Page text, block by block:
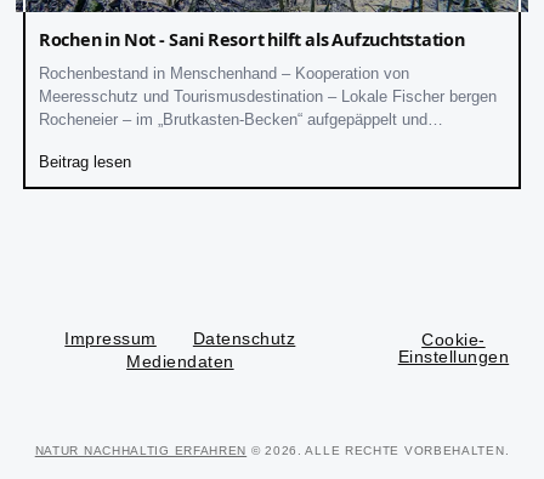
Rochen in Not - Sani Resort hilft als Aufzuchtstation
Rochenbestand in Menschenhand – Kooperation von
Meeresschutz und Tourismusdestination – Lokale Fischer bergen
Rocheneier – im „Brutkasten-Becken“ aufgepäppelt und
Beitrag lesen
Impressum
Datenschutz
Mediendaten
Cookie-
Einstellungen
NATUR NACHHALTIG ERFAHREN © 2026. ALLE RECHTE VORBEHALTEN.